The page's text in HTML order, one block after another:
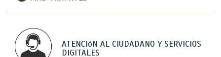
ATENCIóN AL CIUDADANO Y SERVICIOS
DIGITALES